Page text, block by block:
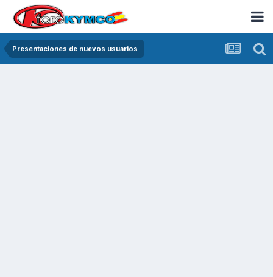
Presentaciones de nuevos usuarios